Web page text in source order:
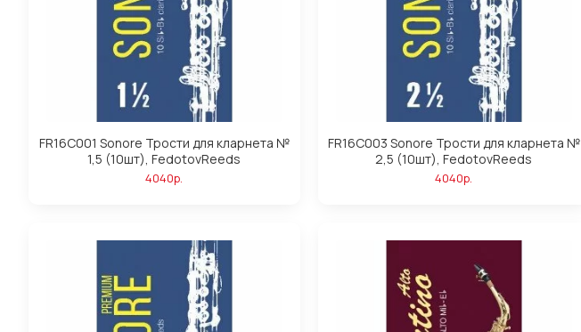
FR16C001 Sonore Трости для кларнета №
1,5 (10шт), FedotovReeds
4040р.
FR16C003 Sonore Трости для кларнета №
2,5 (10шт), FedotovReeds
4040р.